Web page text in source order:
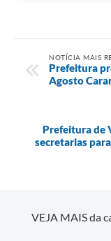
NOTÍCIA MAIS
Prefeitura
Agosto
Prefeitura de
secretarias
VEJA MAIS da